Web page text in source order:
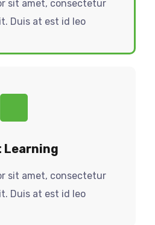
sit amet, consectetur
Duis at est id leo
sit amet, consectetur
Duis at est id leo